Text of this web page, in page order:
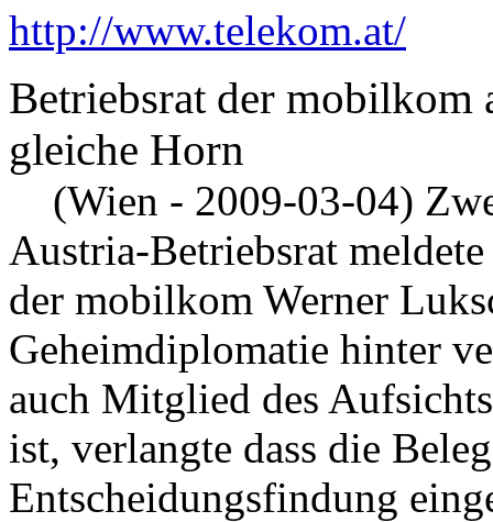
http://www.telekom.at/
Betriebsrat der mobilkom
gleiche Horn
(Wien - 2009-03-04)
Austria-Betriebsrat
der mobilkom Werner
Geheimdiplomatie hinter
auch Mitglied des
ist, verlangte dass die
Entscheidungsfindung